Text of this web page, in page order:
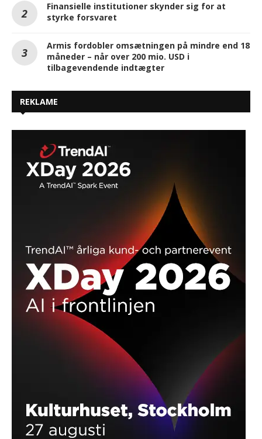
Finansielle institutioner skynder sig for at
styrke forsvaret
Armis fordobler omsætningen på mindre end 18
måneder – når over 200 mio. USD i
tilbagevendende indtægter
REKLAME